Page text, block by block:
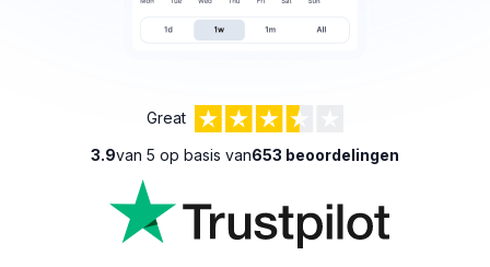
Great
3.9van 5 op basis van653 beoordelingen